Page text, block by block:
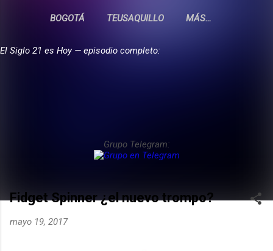
BOGOTÁ TEUSAQUILLO MÁS…
El Siglo 21 es Hoy — episodio completo:
Grupo Telegram:
Fidget Spinner ¿el nuevo trompo?
mayo 19, 2017